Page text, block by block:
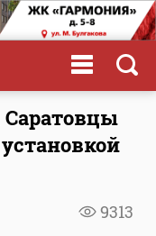
Саратовцы
9313